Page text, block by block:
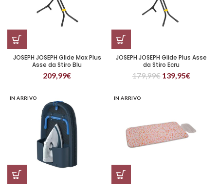
JOSEPH JOSEPH Glide Max Plus
Asse da Stiro Blu
209,99€
JOSEPH JOSEPH Glide Plus Asse
da Stiro Ecru
179,99€ 139,95€
IN ARRIVO IN ARRIVO